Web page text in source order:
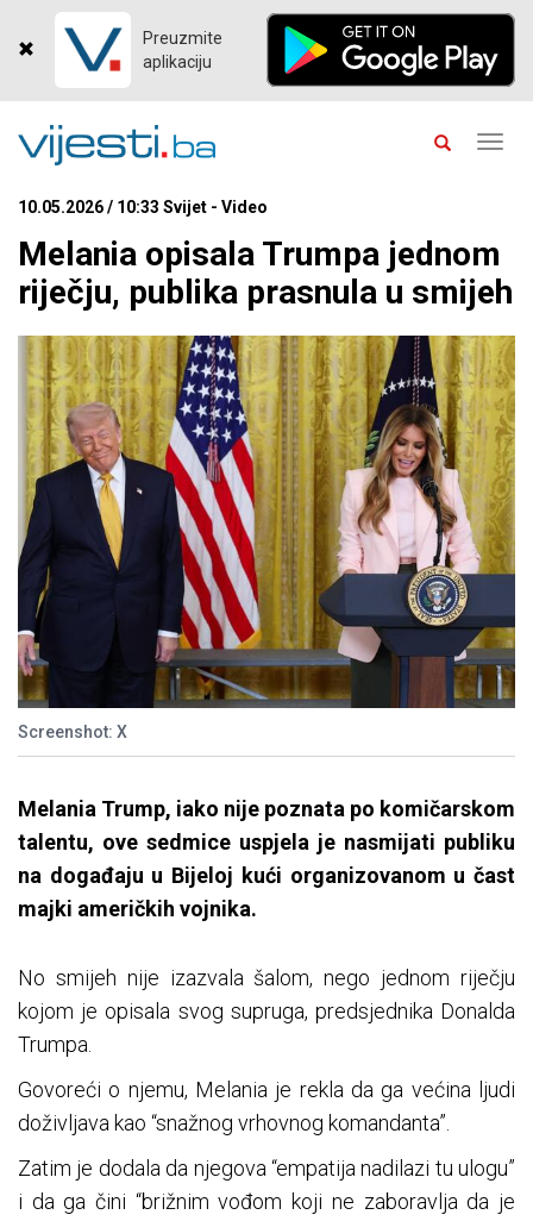
Preuzmite
aplikaciju
10.05.2026 / 10:33 Svijet - Video
Melania opisala Trumpa jednom
riječju, publika prasnula u smijeh
Screenshot: X
Melania Trump, iako nije poznata po komičarskom
talentu, ove sedmice uspjela je nasmijati publiku
na događaju u Bijeloj kući organizovanom u čast
majki američkih vojnika.
No smijeh nije izazvala šalom, nego jednom riječju
kojom je opisala svog supruga, predsjednika Donalda
Trumpa.
Govoreći o njemu, Melania je rekla da ga većina ljudi
doživljava kao “snažnog vrhovnog komandanta”.
Zatim je dodala da njegova “empatija nadilazi tu ulogu”
i da ga čini “brižnim vođom koji ne zaboravlja da je